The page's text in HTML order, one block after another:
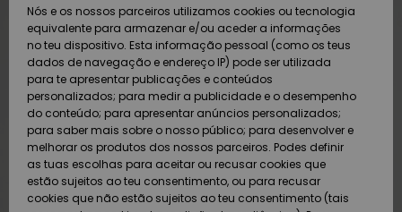
Calçado e
chinelos
Surfe/água
Snow
Calçado e
chinelos
Surfe/água
Neve
Highlights
Snow
SURF
Highlights
Community
SNOW
Criança
Snow Shop
Feminino
Highlights
DUPLA
PROMO
Outlet
Mulher
AJUDA
Pagamento
Cartão
presente
Quiksilver
Freedom
Nós e os nossos parceiros utilizamos cookies ou tecnologia
equivalente para armazenar e/ou aceder a informações
no teu dispositivo. Esta informação pessoal (como os teus
dados de navegação e endereço IP) pode ser utilizada
para te apresentar publicações e conteúdos
personalizados; para medir a publicidade e o desempenho
do conteúdo; para apresentar anúncios personalizados;
para saber mais sobre o nosso público; para desenvolver e
melhorar os produtos dos nossos parceiros. Podes definir
as tuas escolhas para aceitar ou recusar cookies que
estão sujeitos ao teu consentimento, ou para recusar
cookies que não estão sujeitos ao teu consentimento (tais